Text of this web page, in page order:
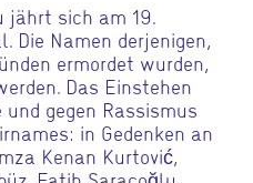
jährt sich am 19.
Die Namen derjenigen,
ermordet wurden,
Das Einstehen
gegen Rassismus
in Gedenken an
Kenan Kurtović,